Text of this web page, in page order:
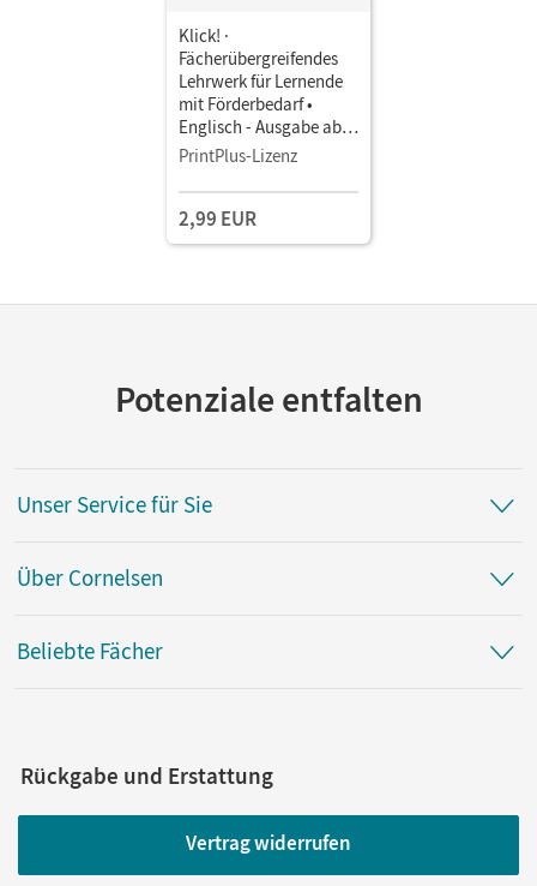
Klick! ·
Fächerübergreifendes
Lehrwerk für Lernende
mit Förderbedarf •
Englisch - Ausgabe ab
2023 · Band 1: 5.
als E-Book Mit Medien
PrintPlus-Lizenz
2,99 EUR
Potenziale entfalten
Unser Service für Sie
Über Cornelsen
Beliebte Fächer
Rückgabe und Erstattung
Vertrag widerrufen